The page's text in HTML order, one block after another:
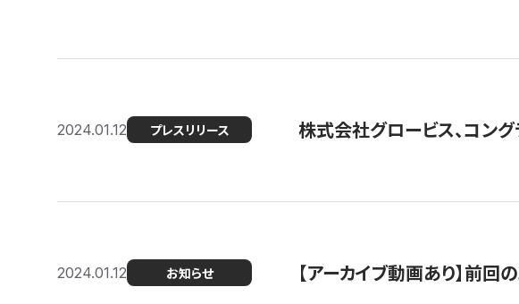
2024.01.12 プレスリリース 株式会社グロービス、コン
2024.01.12 お知らせ 【アーカイブ動画あり】前